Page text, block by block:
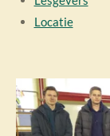
Locatie